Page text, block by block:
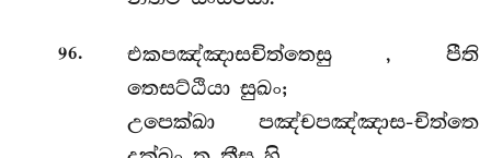
96. එකපඤ්ඤාසචිත්තෙසු, පීති
තෙසට්ඨියා සුඛං;
උපෙක්ඛා පඤ්චපඤ්ඤාස-චිත්තෙ